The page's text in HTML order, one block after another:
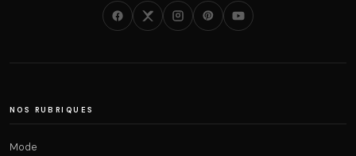
NOS RUBRIQUES
Mode